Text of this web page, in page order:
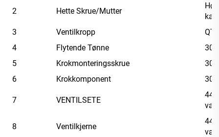
2 Hette Skrue/Mutter
3
Ventilkropp
4
Flytende Tønne
304
5
Krokmonteringsskrue
304
6
Krokkomponent 304
7 VENTILSETE
8 Ventilkjerne